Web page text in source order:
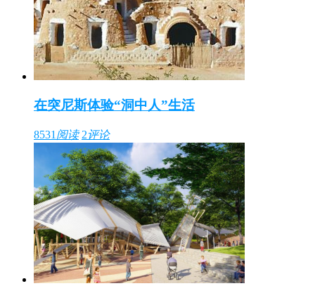
在突尼斯体验“洞中人”生活
8531 阅读 2评论